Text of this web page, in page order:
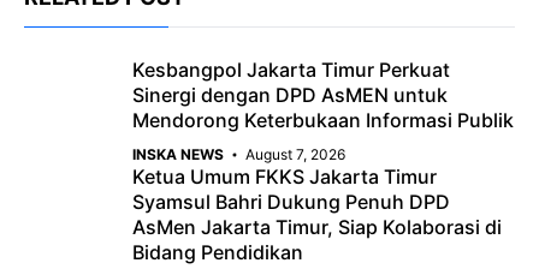
o
o
k
A
p
p
a
m
Kesbangpol Jakarta Timur Perkuat
Sinergi dengan DPD AsMEN untuk
Mendorong Keterbukaan Informasi Publik
INSKA NEWS August 7, 2026
Ketua Umum FKKS Jakarta Timur
Syamsul Bahri Dukung Penuh DPD
AsMen Jakarta Timur, Siap Kolaborasi di
Bidang Pendidikan